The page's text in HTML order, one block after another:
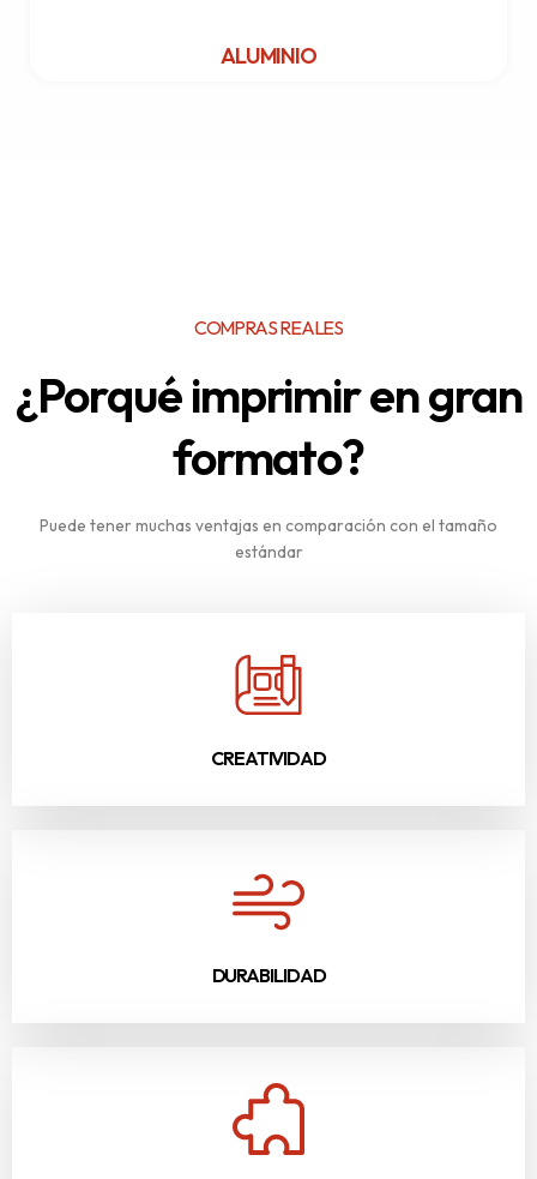
ALUMINIO
COMPRAS REALES
¿Porqué imprimir en gran
formato?
Puede tener muchas ventajas en comparación con el tamaño
estándar
CREATIVIDAD
DURABILIDAD